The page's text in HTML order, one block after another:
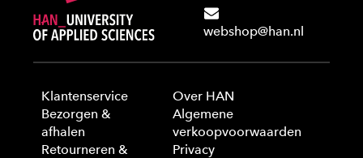
webshop@han.nl
Klantenservice
Bezorgen &
afhalen
Retourneren &
Over HAN
Algemene
verkoopvoorwaarden
Privacy